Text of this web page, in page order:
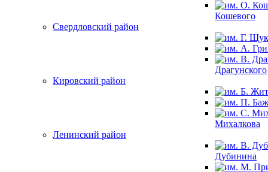
Кошевого
Свердловский район
Драгунского
Кировский район
Михалкова
Ленинский район
Дубинина